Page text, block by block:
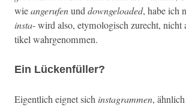
wieangerufenunddown­ge­loaded, habe ich
ins­ta- wird also, ety­mol­o­gisch zurecht, nicht
tikel wahrgenommen.
Ein Lückenfüller?
Eigentlich eignet sich insta­gram­men,